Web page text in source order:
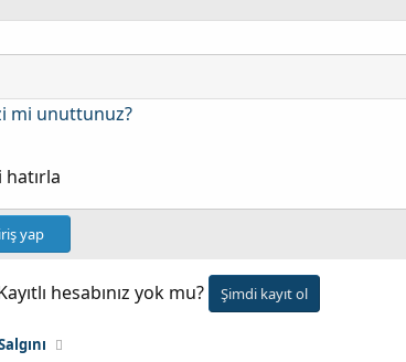
mi unuttunuz?
hatırla
yap
hesabınız yok mu? Şimdi kayıt ol